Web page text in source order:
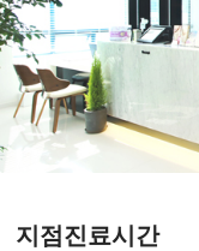
지점진료시간